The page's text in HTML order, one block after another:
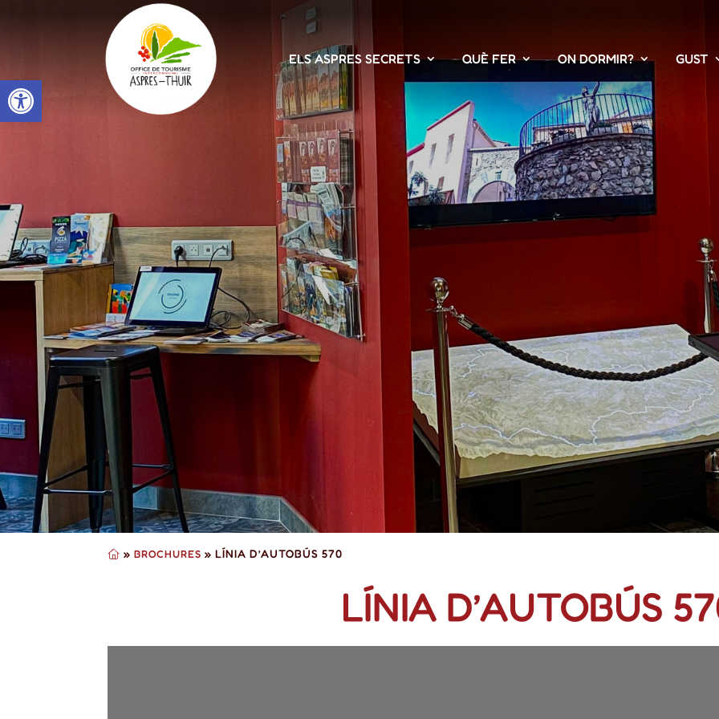
Open toolbar
ELS ASPRES SECRETS QUÈ FER ON DORMIR? GUST
»BROCHURES »LÍNIA D’AUTOBÚS 570
LÍNIA D’AUTOBÚS